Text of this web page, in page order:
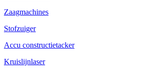
Zaagmachines
Stofzuiger
Accu constructietacker
Kruislijnlaser